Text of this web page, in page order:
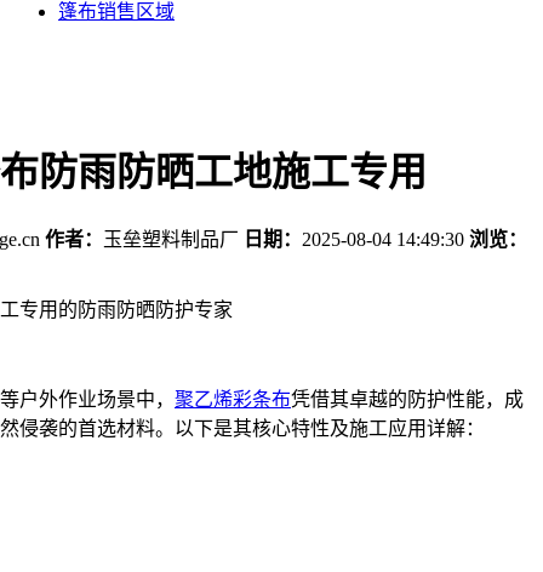
篷布销售区域
防雨防晒工地施工专用
作者： 玉垒塑料制品厂 日期： 2025-08-04 14:49:30 浏览：
专用的防雨防晒防护专家‌
户外作业场景中， 聚乙烯彩条布凭借其卓越的防护性能，成
侵袭的首选材料。以下是其核心特性及施工应用详解：